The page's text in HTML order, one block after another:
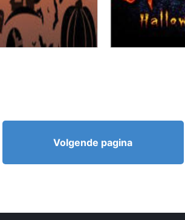
Volgende pagina